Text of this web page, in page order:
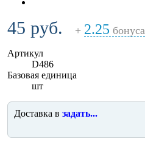
45 руб. + 2.25 бонуса
Артикул
D486
Базовая единица
шт
Доставка в задать...